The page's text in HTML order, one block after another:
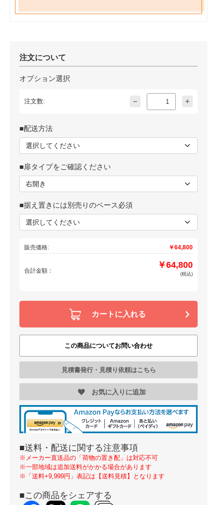
注文について
オプション選択
注文数:
■配送方法
■扉タイプをご確認ください
■据え置きには別売りのベース必須
販売価格: ￥64,800
合計金額：
￥64,800
(税込)
カートに入れる
この商品についてお問い合わせ
見積書発行・見積り依頼はこちら
お気に入りに追加
■送料・配送に関する注意事項
※メーカー直送品の「荷物の置き配」は対応不可
※一部地域は追加送料がかかる場合があります
※「送料+9,999円」表記は【送料見積】となります
■この商品をシェアする